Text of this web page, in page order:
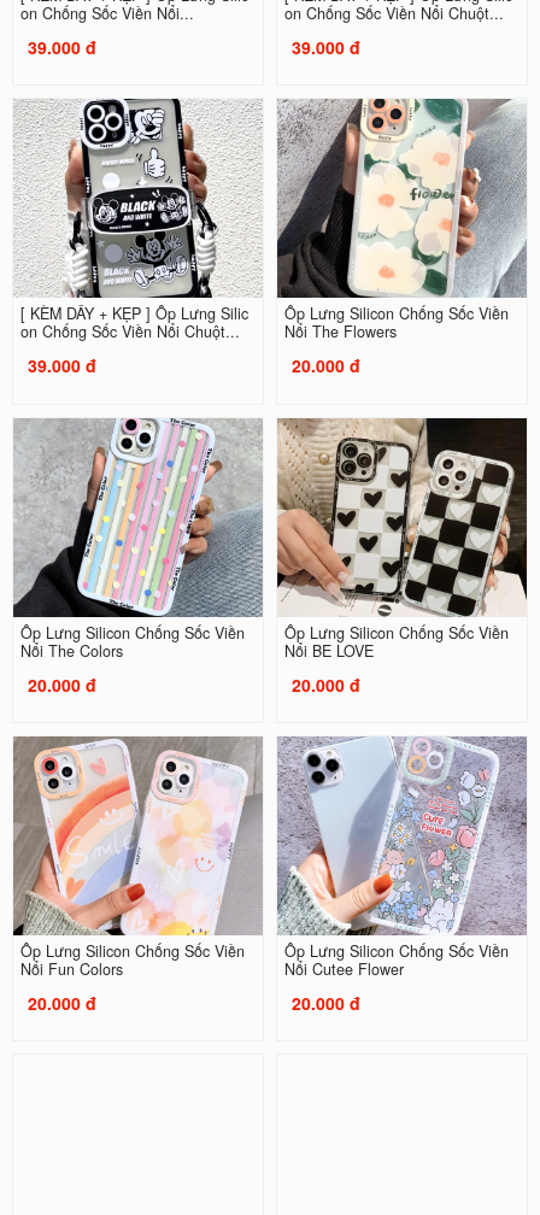
on Chống Sốc Viền Nổi...
39.000 đ
on Chống Sốc Viền Nổi Chuột...
39.000 đ
[ KÈM DÂY + KẸP ] Ốp Lưng Silic
on Chống Sốc Viền Nổi Chuột...
39.000 đ
Ốp Lưng Silicon Chống Sốc Viền
Nổi The Flowers
20.000 đ
Ốp Lưng Silicon Chống Sốc Viền
Nổi The Colors
20.000 đ
Ốp Lưng Silicon Chống Sốc Viền
Nổi BE LOVE
20.000 đ
Ốp Lưng Silicon Chống Sốc Viền
Nổi Fun Colors
20.000 đ
Ốp Lưng Silicon Chống Sốc Viền
Nổi Cutee Flower
20.000 đ